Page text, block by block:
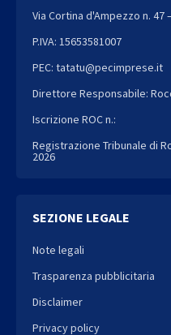
Via Cortina d'Ampezzo n. 47
P.IVA: 15653581007
PEC: tatatu@pecimprese.it
Direttore Responsabile:
Iscrizione ROC n.:
Registrazione Tribunale di
2026
SEZIONE LEGALE
Note legali
Trasparenza pubblicitaria
Disclaimer
Privacy policy